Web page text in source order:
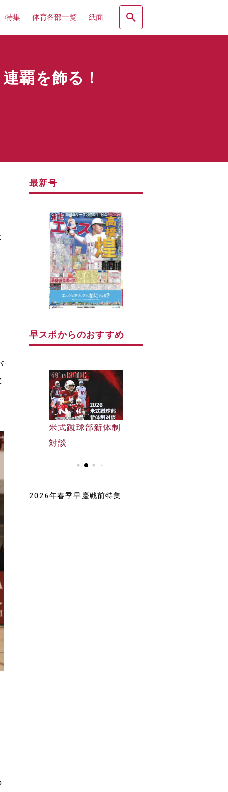
特集 体育各部一覧 紙面
覇を飾る！
最新号
早スポからのおすすめ
早大野球部選手名
鑑
米式蹴球部新体制
対談
早大野球部選手名
鑑
2026年春季早慶戦前特集